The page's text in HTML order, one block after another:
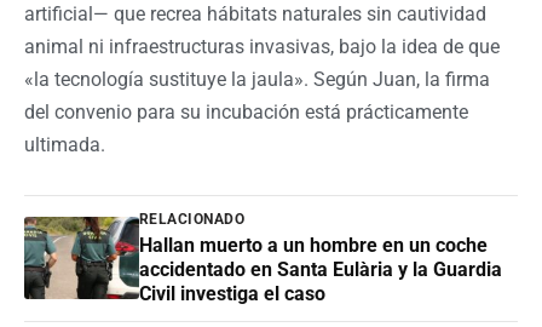
artificial— que recrea hábitats naturales sin cautividad
animal ni infraestructuras invasivas, bajo la idea de que
«la tecnología sustituye la jaula». Según Juan, la firma
del convenio para su incubación está prácticamente
ultimada.
RELACIONADO
Hallan muerto a un hombre en un coche
accidentado en Santa Eulària y la Guardia
Civil investiga el caso